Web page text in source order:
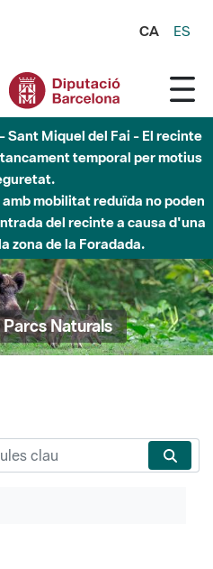
CA ES
Besòs - Activació de la Fase
Besòs per pluges intenses.
al Parc.
Naturals